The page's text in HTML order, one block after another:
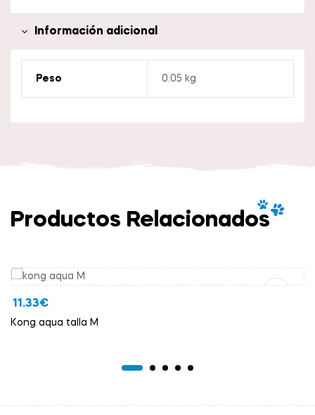
Información adicional
Peso 0.05 kg
Productos Relacionados
11.33€
Kong aqua talla M